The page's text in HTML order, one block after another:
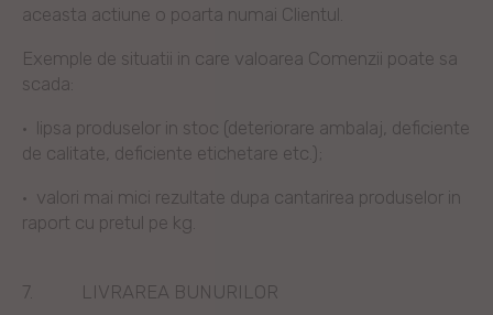
aceasta actiune o poarta numai Clientul.
Exemple de situatii in care valoarea Comenzii poate sa
scada:
· lipsa produselor in stoc (deteriorare ambalaj, deficiente
de calitate, deficiente etichetare etc.);
· valori mai mici rezultate dupa cantarirea produselor in
raport cu pretul pe kg.
7. LIVRAREA BUNURILOR